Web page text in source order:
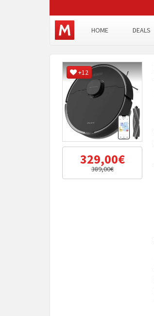
HOME DEALS
+12
329,00€
389,00€